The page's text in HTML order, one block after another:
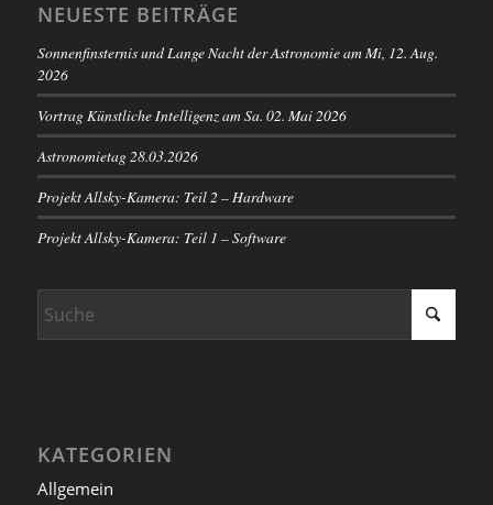
NEUESTE BEITRÄGE
Sonnenfinsternis und Lange Nacht der Astronomie am Mi, 12. Aug.
2026
Vortrag Künstliche Intelligenz am Sa. 02. Mai 2026
Astronomietag 28.03.2026
Projekt Allsky-Kamera: Teil 2 – Hardware
Projekt Allsky-Kamera: Teil 1 – Software
KATEGORIEN
Allgemein